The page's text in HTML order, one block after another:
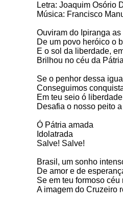
Letra: Joaquim Osório
Música: Francisco
Ouviram do Ipiranga
De um povo heróico o
E o sol da liberdade,
Brilhou no céu da
Se o penhor dessa
Conseguimos
Em teu seio ó
Desafia o nosso peito
Ó Pátria amada
Idolatrada
Salve! Salve!
Brasil, um sonho
De amor e de
Se em teu formoso
A imagem do Cruzeiro